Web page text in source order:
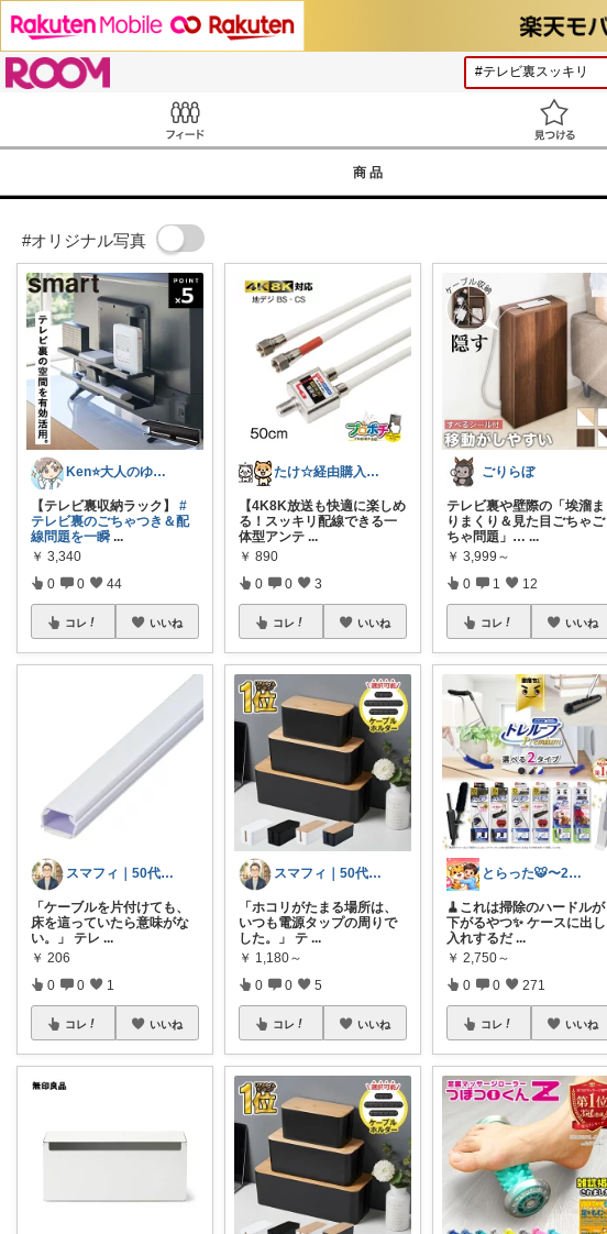
商品
#オリジナル写真
Ken⭐️大人のゆったりデジタル暮らし
【テレビ裏収納ラック】 #
テレビ裏のごちゃつき＆配
線問題を一瞬 ...
￥ 3,340
0 0 44
コレ いいね
スマフィ｜50代のコスパ検証
「ケーブルを片付けても、
床を這っていたら意味がな
い。」 テレ ...
￥ 206
0 0 1
コレ いいね
たけ☆経由購入感謝します！ありがとう！☆
【4K8K放送も快適に楽しめ
る！スッキリ配線できる一
体型アンテ ...
￥ 890
0 0 3
コレ いいね
スマフィ｜50代のコスパ検証
「ホコリがたまる場所は、
いつも電源タップの周りで
した。」 テ ...
￥ 1,180～
0 0 5
コレ いいね
ごりらぼ
テレビ裏や壁際の「埃溜ま
りまくり＆見た目ごちゃご
ちゃ問題」…...
￥ 3,999～
0 1 12
コレ いいね
とらった🐯〜2児パパの黙示録〜
🧹これは掃除のハードルが
下がるやつ✨ ケースに出し
入れするだ ...
￥ 2,750～
0 0 271
コレ いいね